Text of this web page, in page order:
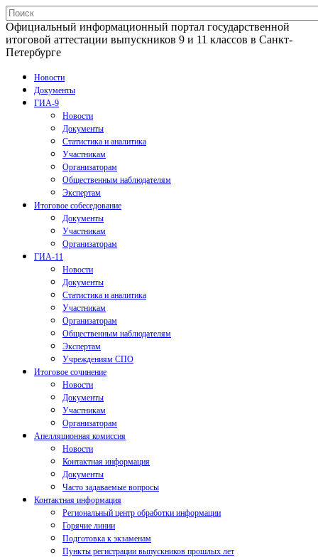
Официальный информационный портал государственной
итоговой аттестации выпускников 9 и 11 классов в Санкт-
Петербурге
Новости
Документы
ГИА-9
Новости
Документы
Статистика и аналитика
Участникам
Организаторам
Общественным наблюдателям
Экспертам
Итоговое собеседование
Документы
Участникам
Организаторам
ГИА-11
Новости
Документы
Статистика и аналитика
Участникам
Организаторам
Общественным наблюдателям
Экспертам
Учреждениям СПО
Итоговое сочинение
Новости
Документы
Участникам
Организаторам
Апелляционная комиссия
Новости
Контактная информация
Документы
Часто задаваемые вопросы
Контактная информация
Региональный центр обработки информации
Горячие линии
Подготовка к экзаменам
Пункты регистрации выпускников прошлых лет